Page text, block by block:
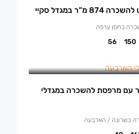
מ”ר במגדל סקיי
בחסן ערפה
150
56
497 מ”ר עם מרפסת להשכרה במגדלי
בשרונה / הארבעה